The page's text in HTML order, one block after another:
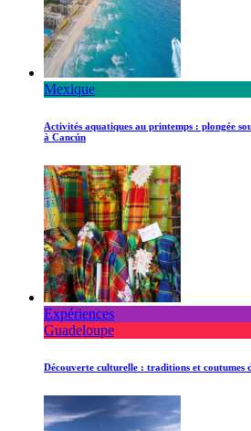
Mexique
Activités aquatiques au printemps : plongée
à Cancún
Expériences
Guadeloupe
Découverte culturelle : traditions et coutumes